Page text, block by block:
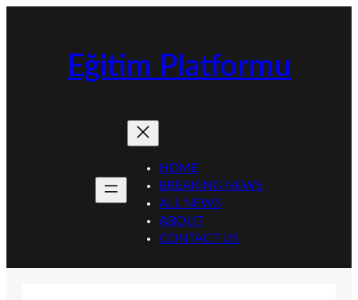
Eğitim Platformu
HOME
BREAKING NEWS
ALL NEWS
ABOUT
CONTACT US